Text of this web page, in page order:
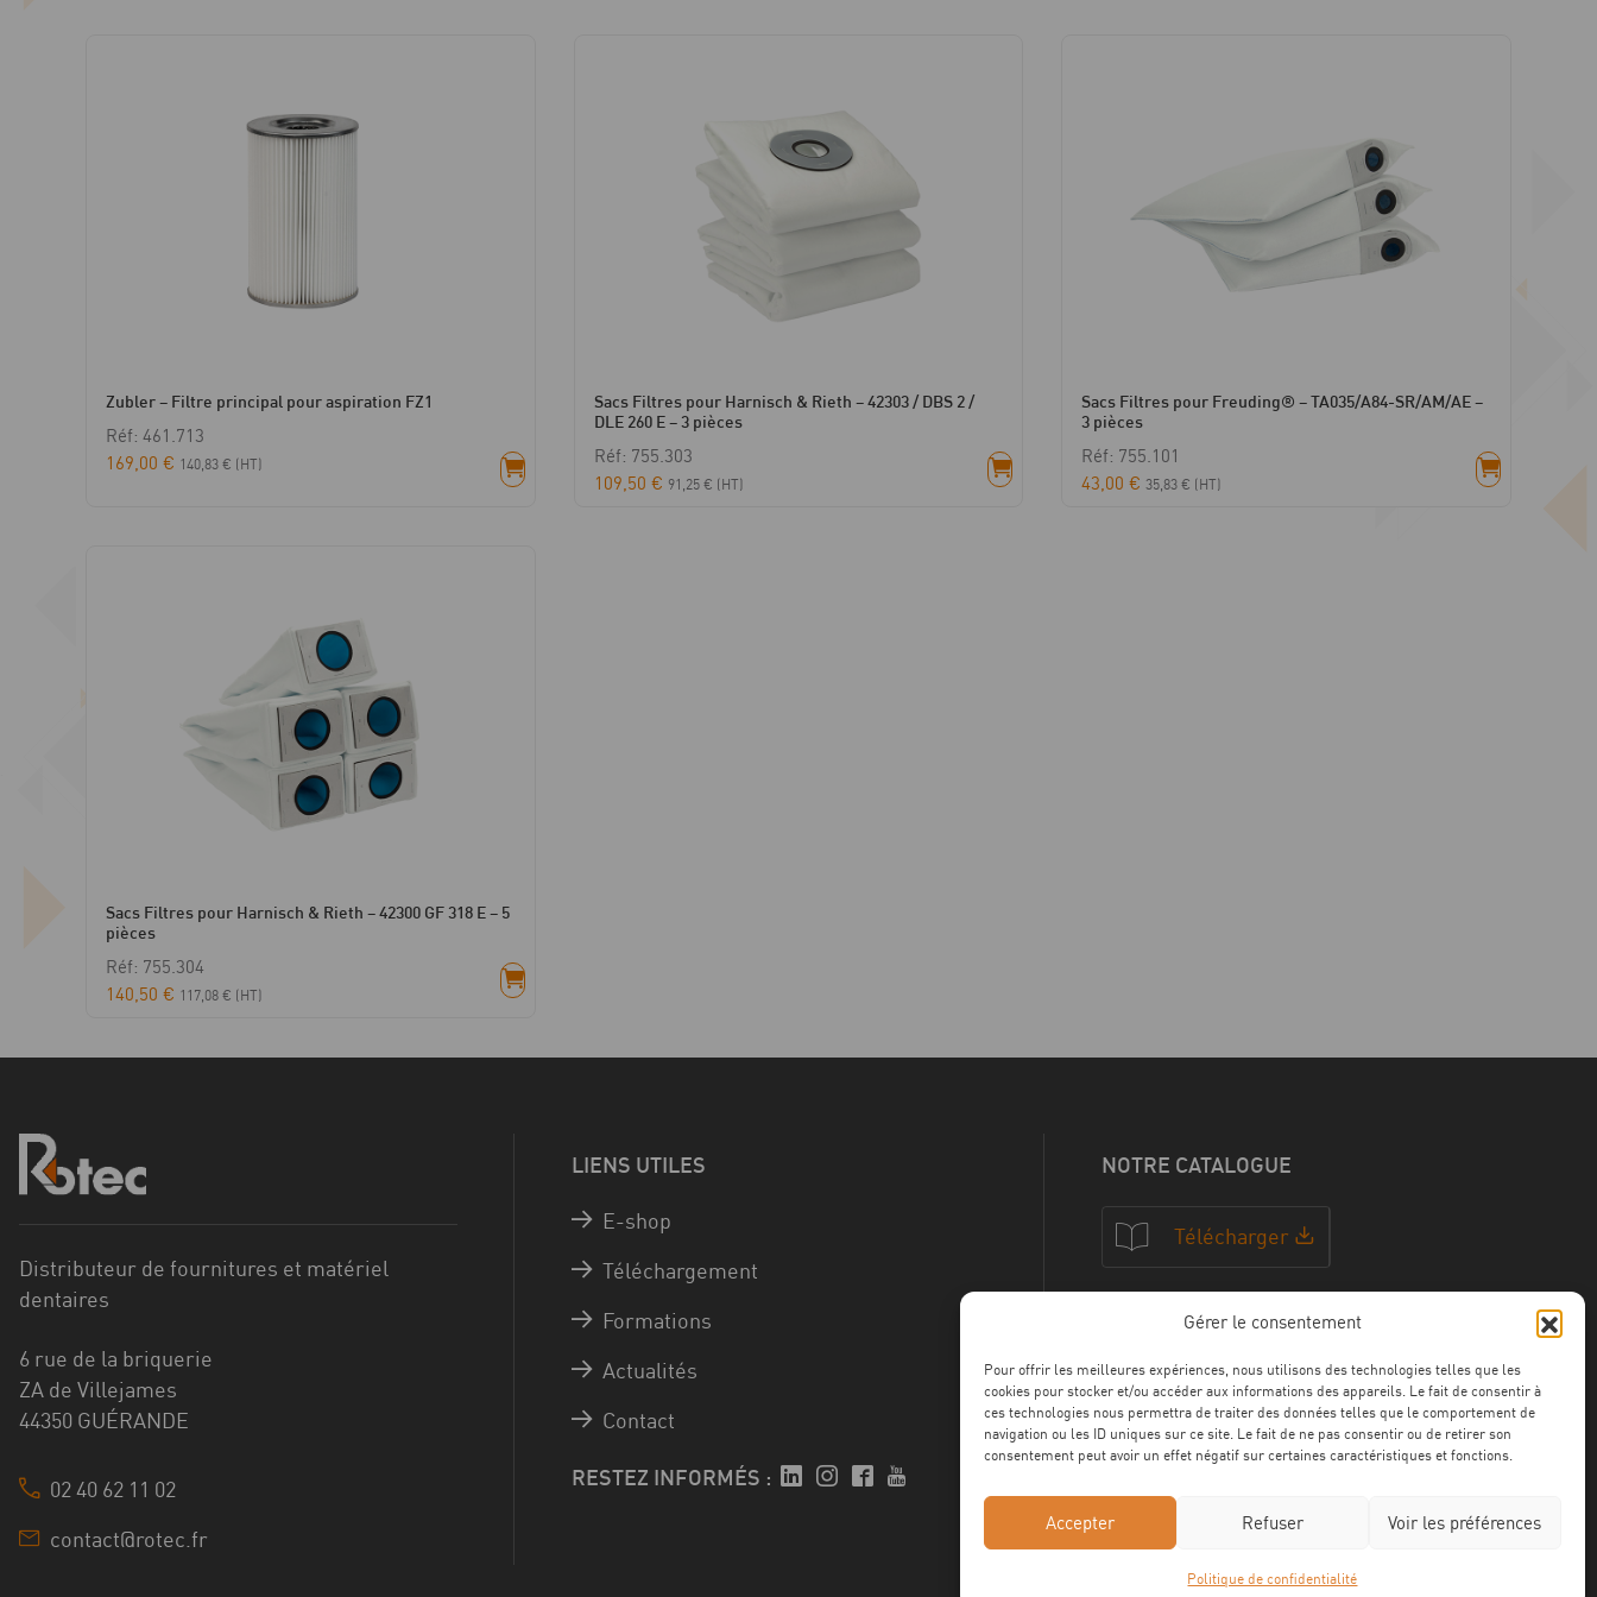
Gérer le consentement
Pour offrir les meilleures expériences, nous utilisons des technologies telles que les
cookies pour stocker et/ou accéder aux informations des appareils. Le fait de consentir à
ces technologies nous permettra de traiter des données telles que le comportement de
navigation ou les ID uniques sur ce site. Le fait de ne pas consentir ou de retirer son
consentement peut avoir un effet négatif sur certaines caractéristiques et fonctions.
Accepter Refuser Voir les préférences
Politique de confidentialité
Zubler – Filtre principal pour aspiration FZ1
Réf: 461.713
169,00 € 140,83 € (HT)
Sacs Filtres pour Harnisch & Rieth – 42303 / DBS 2 /
DLE 260 E – 3 pièces
Réf: 755.303
109,50 € 91,25 € (HT)
Sacs Filtres pour Freuding® – TA035/A84-SR/AM/AE –
3 pièces
Réf: 755.101
43,00€ 35,83€ (HT)
Sacs Filtres pour Harnisch & Rieth – 42300 GF 318 E – 5
pièces
Réf: 755.304
140,50 € 117,08 € (HT)
Distributeur de fournitures et matériel
dentaires
6 rue de la briquerie
ZA de Villejames
44350 GUÉRANDE
02 40 62 11 02
contact@rotec.fr
LIENS UTILES
E-shop
Téléchargement
Formations
Actualités
Contact
RESTEZ INFORMÉS :
NOTRE CATALOGUE
Télécharger
NOS CERTFICATIONS